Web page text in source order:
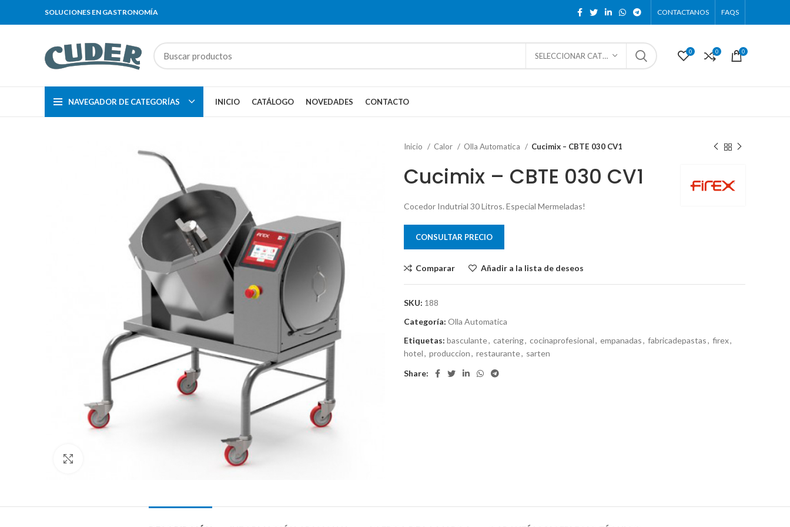
SOLUCIONES EN GASTRONOMÍA CONTACTANOS FAQS
SELECCIONAR CATEGORÍA 0 0 0
NAVEGADOR DE CATEGORÍAS INICIO CATÁLOGO NOVEDADES CONTACTO
Inicio Calor Olla Automatica Cucimix – CBTE 030 CV1
Cucimix – CBTE 030 CV1
Cocedor Indutrial 30 Litros. Especial Mermeladas!
CONSULTAR PRECIO
Comparar Añadir a la lista de deseos
SKU: 188
Categoría: Olla Automatica
Etiquetas: basculante, catering, cocinaprofesional, empanadas, fabricadepastas, firex,
hotel, produccion, restaurante, sarten
Share: